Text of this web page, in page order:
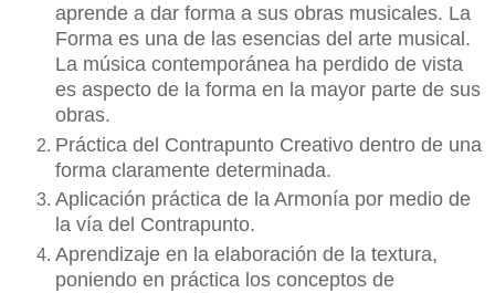
aprende a dar forma a sus obras musicales. La
Forma es una de las esencias del arte musical.
La música contemporánea ha perdido de vista
es aspecto de la forma en la mayor parte de sus
obras.
Práctica del Contrapunto Creativo dentro de una
forma claramente determinada.
Aplicación práctica de la Armonía por medio de
la vía del Contrapunto.
Aprendizaje en la elaboración de la textura,
poniendo en práctica los conceptos de